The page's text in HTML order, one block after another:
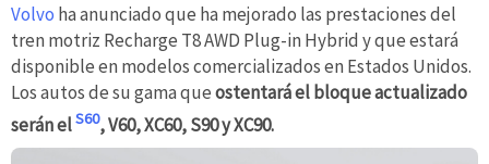
Volvo ha anunciado que ha mejorado las prestaciones del
tren motriz Recharge T8 AWD Plug-in Hybrid y que estará
disponible en modelos comercializados en Estados Unidos.
Los autos de su gama queostentará el bloque actualizado
serán elS60, V60, XC60, S90 y XC90.